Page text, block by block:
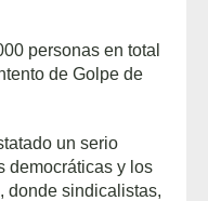
personas en total
de Golpe de
un serio
democráticas y los
donde sindicalistas,